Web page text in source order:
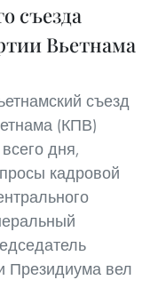
съезда
Вьетнама
съезд
(КПВ)
дня,
кадровой
Президиума вел